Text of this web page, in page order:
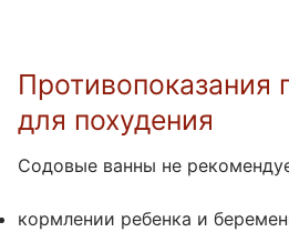
для похудения
Содовые ванны не
кормлении ребенка и